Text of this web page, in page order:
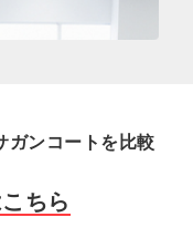
ガンコートを比較
ちら